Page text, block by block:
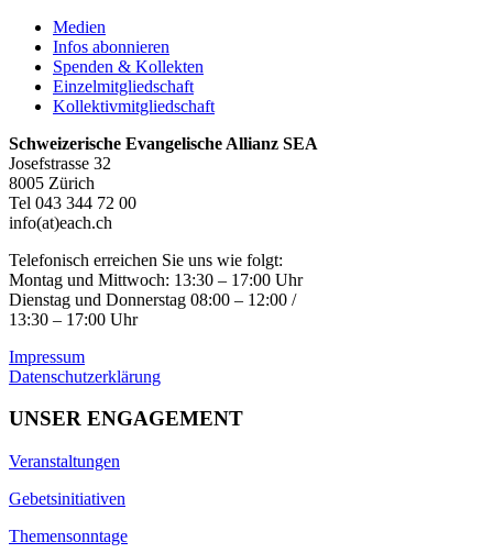
Medien
Infos abonnieren
Spenden & Kollekten
Einzelmitgliedschaft
Kollektivmitgliedschaft
Schweizerische Evangelische Allianz SEA
Josefstrasse 32
8005 Zürich
Tel 043 344 72 00
info(at)each.ch
Telefonisch erreichen Sie uns wie folgt:
Montag und Mittwoch: 13:30 – 17:00 Uhr
Dienstag und Donnerstag 08:00 – 12:00 /
13:30 – 17:00 Uhr
Impressum
Datenschutzerklärung
UNSER ENGAGEMENT
Veranstaltungen
Gebetsinitiativen
Themensonntage